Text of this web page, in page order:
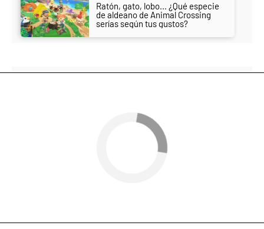
Ratón, gato, lobo... ¿Qué especie
de aldeano de Animal Crossing
serías según tus gustos?